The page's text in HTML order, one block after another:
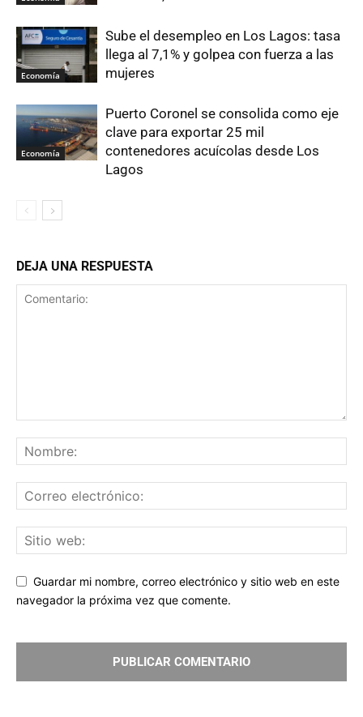
Economía
Sube el desempleo en Los Lagos: tasa
llega al 7,1% y golpea con fuerza a las
mujeres
Economía
Puerto Coronel se consolida como eje
clave para exportar 25 mil
contenedores acuícolas desde Los
Lagos
DEJA UNA RESPUESTA
Guardar mi nombre, correo electrónico y sitio web en este
navegador la próxima vez que comente.